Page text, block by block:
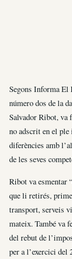
Segons Informa El
número dos de la
Salvador Ribot, va
no adscrit en el
diferències amb
de les seves
Ribot va esmentar
que li retirés,
transport, serveis
mateix. També va
del rebut de
per a l’exercici del